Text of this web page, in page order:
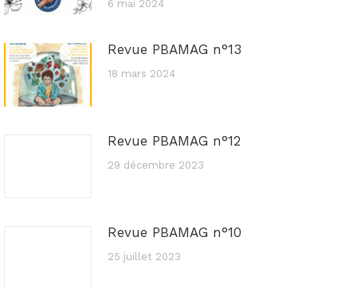
6 mai 2024
Revue PBAMAG n°13
18 mars 2024
Revue PBAMAG n°12
29 décembre 2023
Revue PBAMAG n°10
25 juillet 2023